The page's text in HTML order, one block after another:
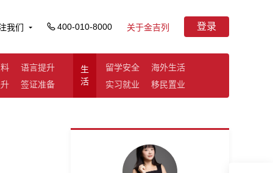
我们 400-010-8000 关于金吉列 登录
语言提升
签证准备
生
活
留学安全
海外生活
实习就业
移民置业